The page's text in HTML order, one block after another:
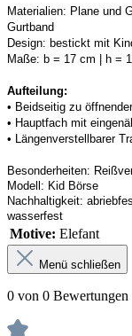
Materialien: Plane und
Gurtband
Design: bestickt mit
Maße: b = 17 cm | h =
Aufteilung:
• Beidseitig zu
• Hauptfach mit
• Längenverstellbarer
Besonderheiten:
Modell: Kid Börse
Nachhaltigkeit:
wasserfest
Motive: Elefant
Menü schließen
0 von 0 Bewertungen